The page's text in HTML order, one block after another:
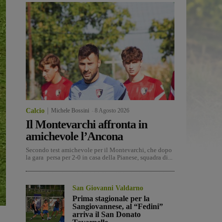
Calcio Michele Bossini 8 Agosto 2026
Il Montevarchi affronta in
amichevole l’Ancona
Secondo test amichevole per il Montevarchi, che dopo
la gara persa per 2-0 in casa della Pianese, squadra di...
San Giovanni Valdarno
Prima stagionale per la
Sangiovannese, al “Fedini”
arriva il San Donato